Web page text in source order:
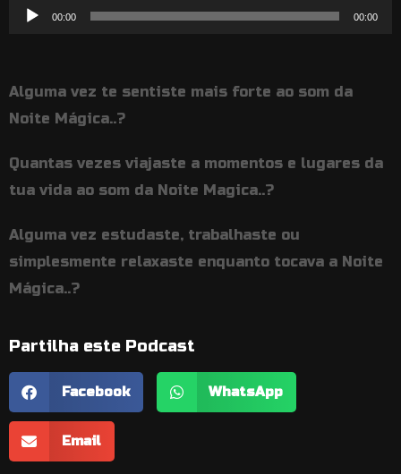
Reprodutor
00:00 00:00
Alguma vez te sentiste mais forte ao som da
Noite Mágica..?
Quantas vezes viajaste a momentos e lugares da
tua vida ao som da Noite Magica..?
Alguma vez estudaste, trabalhaste ou
simplesmente relaxaste enquanto tocava a Noite
Mágica..?
Partilha este Podcast
Facebook WhatsApp
Email